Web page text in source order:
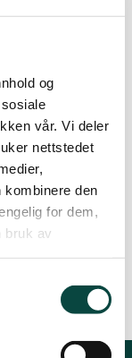
og
vår. Vi deler
nettstedet
kombinere den
for dem,
bruk av
70 15 42